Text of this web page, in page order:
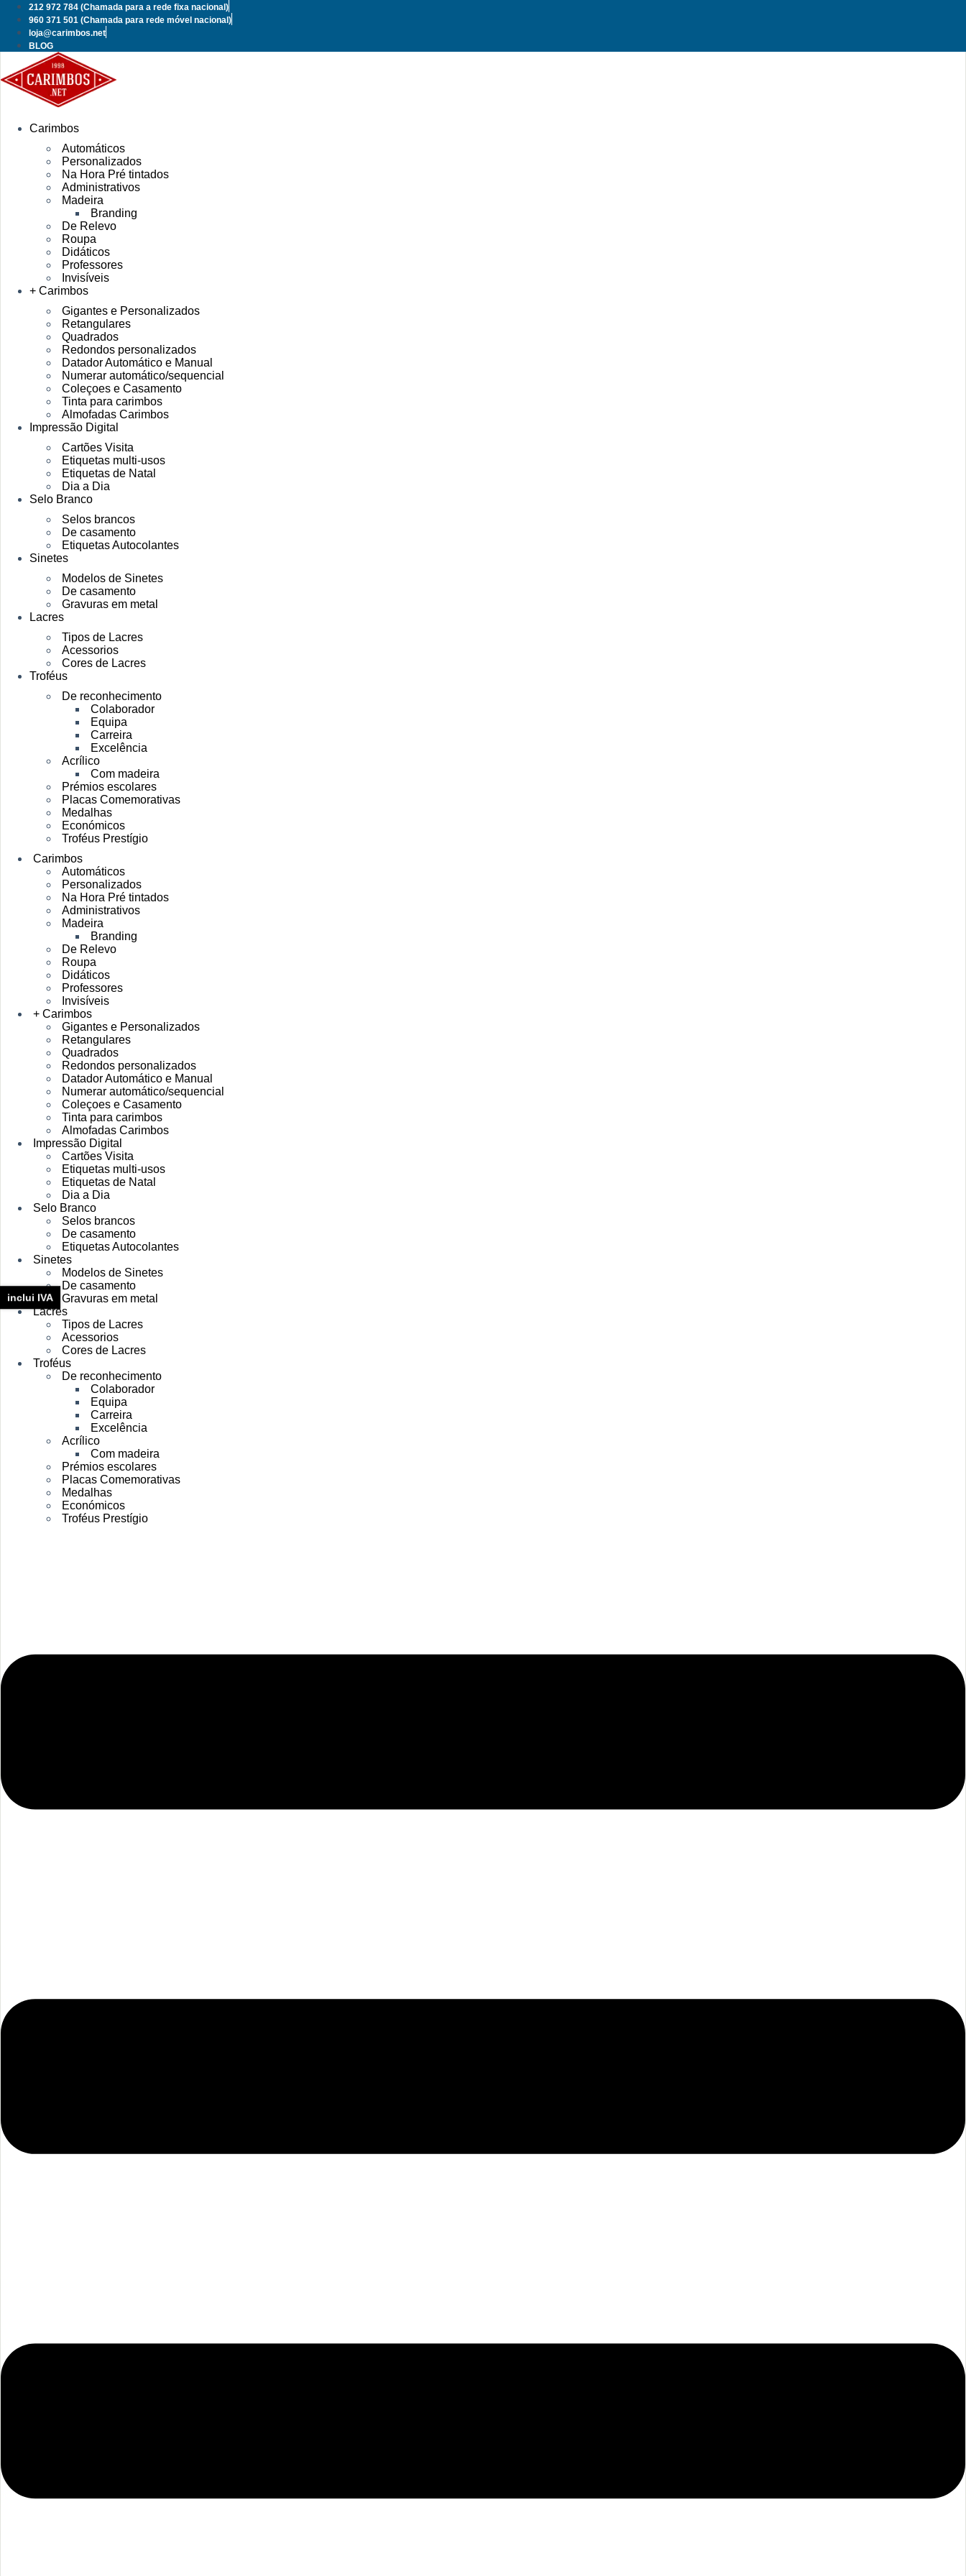
Pular
para
conteúdo
212 972 784 (Chamada para a rede fixa nacional)
960 371 501 (Chamada para rede móvel nacional)
loja@carimbos.net
BLOG
Carimbos
Automáticos
Personalizados
Na Hora Pré tintados
Administrativos
Madeira
Branding
De Relevo
Roupa
Didáticos
Professores
Invisíveis
+ Carimbos
Gigantes e Personalizados
Retangulares
Quadrados
Redondos personalizados
Datador Automático e Manual
Numerar automático/sequencial
Coleçoes e Casamento
Tinta para carimbos
Almofadas Carimbos
Impressão Digital
Cartões Visita
Etiquetas multi-usos
Etiquetas de Natal
Dia a Dia
Selo Branco
Selos brancos
De casamento
Etiquetas Autocolantes
Sinetes
Modelos de Sinetes
De casamento
Gravuras em metal
Lacres
Tipos de Lacres
Acessorios
Cores de Lacres
Troféus
De reconhecimento
Colaborador
Equipa
Carreira
Excelência
Acrílico
Com madeira
Prémios escolares
Placas Comemorativas
Medalhas
Económicos
Troféus Prestígio
Carimbos
Automáticos
Personalizados
Na Hora Pré tintados
Administrativos
Madeira
Branding
De Relevo
Roupa
Didáticos
Professores
Invisíveis
+ Carimbos
Gigantes e Personalizados
Retangulares
Quadrados
Redondos personalizados
Datador Automático e Manual
Numerar automático/sequencial
Coleçoes e Casamento
Tinta para carimbos
Almofadas Carimbos
Impressão Digital
Cartões Visita
Etiquetas multi-usos
Etiquetas de Natal
Dia a Dia
Selo Branco
Selos brancos
De casamento
Etiquetas Autocolantes
Sinetes
Modelos de Sinetes
De casamento
Gravuras em metal
Lacres
Tipos de Lacres
Acessorios
Cores de Lacres
Troféus
De reconhecimento
Colaborador
Equipa
Carreira
Excelência
Acrílico
Com madeira
Prémios escolares
Placas Comemorativas
Medalhas
Económicos
Troféus Prestígio
inclui IVA